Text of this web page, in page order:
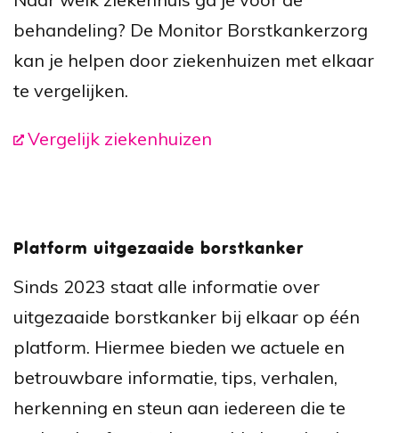
behandeling? De Monitor Borstkankerzorg
kan je helpen door ziekenhuizen met elkaar
te vergelijken.
Vergelijk ziekenhuizen
Platform uitgezaaide borstkanker
Sinds 2023 staat alle informatie over
uitgezaaide borstkanker bij elkaar op één
platform. Hiermee bieden we actuele en
betrouwbare informatie, tips, verhalen,
herkenning en steun aan iedereen die te